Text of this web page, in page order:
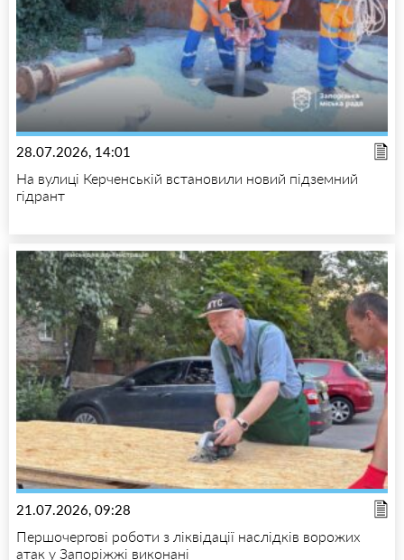
28.07.2026, 14:01
На вулиці Керченській встановили новий підземний
гідрант
21.07.2026, 09:28
Першочергові роботи з ліквідації наслідків ворожих
атак у Запоріжжі виконані